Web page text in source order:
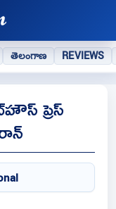
తెలంగాణ REVIEWS
ప్రెస్